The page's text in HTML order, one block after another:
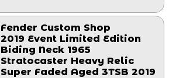
Fender Custom Shop
2019 Event Limited Edition
Biding Neck 1965
Stratocaster Heavy Relic
Super Faded Aged 3TSB 2019